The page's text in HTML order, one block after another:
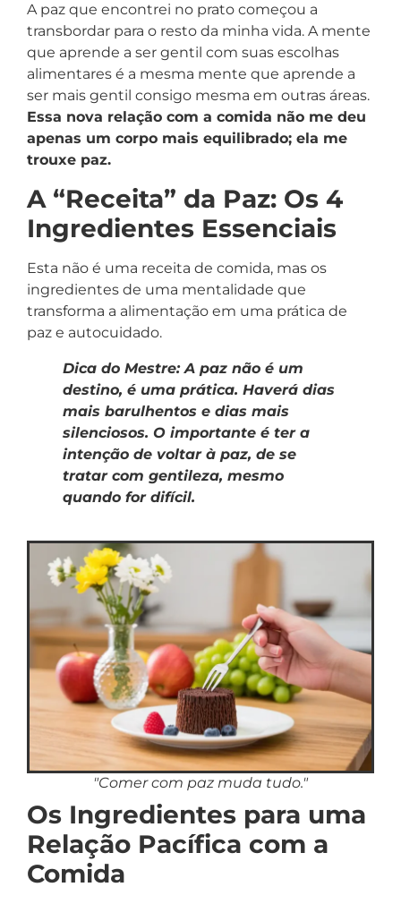
A paz que encontrei no prato começou a
transbordar para o resto da minha vida. A mente
que aprende a ser gentil com suas escolhas
alimentares é a mesma mente que aprende a
ser mais gentil consigo mesma em outras áreas.
Essa nova relação com a comida não me deu
apenas um corpo mais equilibrado; ela me
trouxe paz.
A “Receita” da Paz: Os 4
Ingredientes Essenciais
Esta não é uma receita de comida, mas os
ingredientes de uma mentalidade que
transforma a alimentação em uma prática de
paz e autocuidado.
Dica do Mestre: A paz não é um
destino, é uma prática. Haverá dias
mais barulhentos e dias mais
silenciosos. O importante é ter a
intenção de voltar à paz, de se
tratar com gentileza, mesmo
quando for difícil.
"Comer com paz muda tudo."
Os Ingredientes para uma
Relação Pacífica com a
Comida